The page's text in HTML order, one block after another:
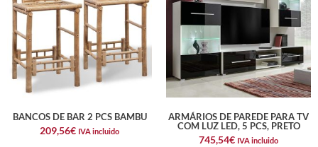
BANCOS DE BAR 2 PCS BAMBU
209,56€ IVA incluido
ARMÁRIOS DE PAREDE PARA TV
COM LUZ LED, 5 PCS, PRETO
745,54€ IVA incluido